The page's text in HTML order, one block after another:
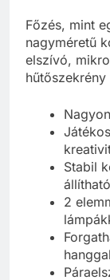
Főzés, mint
nagyméretű
elszívó,
hűtőszekrény
Stabil
2
hanggal